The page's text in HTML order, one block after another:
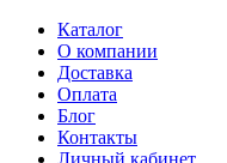
Каталог
О компании
Доставка
Оплата
Блог
Контакты
Личный кабинет